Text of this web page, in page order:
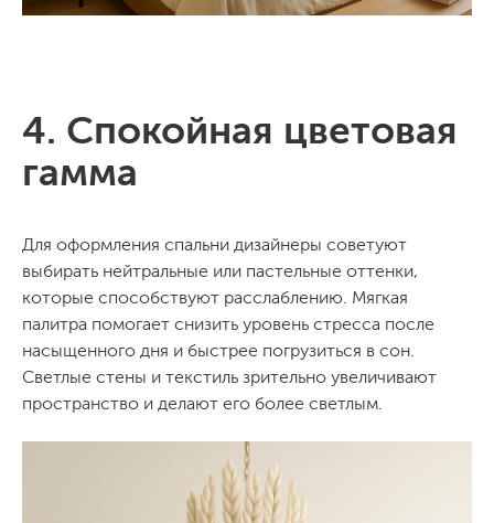
4. Спокойная цветовая
гамма
Для оформления спальни дизайнеры советуют
выбирать нейтральные или пастельные оттенки,
которые способствуют расслаблению. Мягкая
палитра помогает снизить уровень стресса после
насыщенного дня и быстрее погрузиться в сон.
Светлые стены и текстиль зрительно увеличивают
пространство и делают его более светлым.